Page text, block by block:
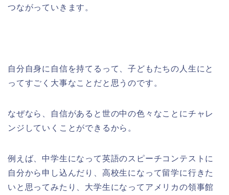
つながっていきます。
自分自身に自信を持てるって、子どもたちの人生にと
ってすごく大事なことだと思うのです。
なぜなら、自信があると世の中の色々なことにチャレ
ンジしていくことができるから。
例えば、中学生になって英語のスピーチコンテストに
自分から申し込んだり、高校生になって留学に行きた
いと思ってみたり、大学生になってアメリカの領事館